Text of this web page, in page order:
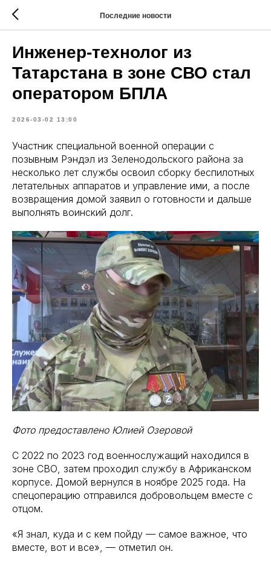
Последние новости
Инженер-технолог из
Татарстана в зоне СВО стал
оператором БПЛА
2026-03-02 13:00
Участник специальной военной операции с
позывным Рэндэл из Зеленодольского района за
несколько лет службы освоил сборку беспилотных
летательных аппаратов и управление ими, а после
возвращения домой заявил о готовности и дальше
выполнять воинский долг.
Фото предоставлено Юлией Озеровой
С 2022 по 2023 год военнослужащий находился в
зоне СВО, затем проходил службу в Африканском
корпусе. Домой вернулся в ноябре 2025 года. На
спецоперацию отправился добровольцем вместе с
отцом.
«Я знал, куда и с кем пойду — самое важное, что
вместе, вот и все», — отметил он.